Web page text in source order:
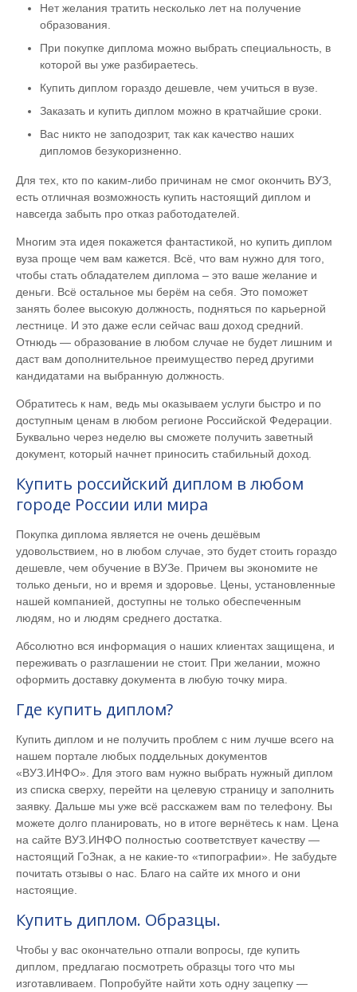
Нет желания тратить несколько лет на получение
образования.
При покупке диплома можно выбрать специальность, в
которой вы уже разбираетесь.
Купить диплом гораздо дешевле, чем учиться в вузе.
Заказать и купить диплом можно в кратчайшие сроки.
Вас никто не заподозрит, так как качество наших
дипломов безукоризненно.
Для тех, кто по каким-либо причинам не смог окончить ВУЗ,
есть отличная возможность купить настоящий диплом и
навсегда забыть про отказ работодателей.
Многим эта идея покажется фантастикой, но купить диплом
вуза проще чем вам кажется. Всё, что вам нужно для того,
чтобы стать обладателем диплома – это ваше желание и
деньги. Всё остальное мы берём на себя. Это поможет
занять более высокую должность, подняться по карьерной
лестнице. И это даже если сейчас ваш доход средний.
Отнюдь — образование в любом случае не будет лишним и
даст вам дополнительное преимущество перед другими
кандидатами на выбранную должность.
Обратитесь к нам, ведь мы оказываем услуги быстро и по
доступным ценам в любом регионе Российской Федерации.
Буквально через неделю вы сможете получить заветный
документ, который начнет приносить стабильный доход.
Купить российский диплом в любом
городе России или мира
Покупка диплома является не очень дешёвым
удовольствием, но в любом случае, это будет стоить гораздо
дешевле, чем обучение в ВУЗе. Причем вы экономите не
только деньги, но и время и здоровье. Цены, установленные
нашей компанией, доступны не только обеспеченным
людям, но и людям среднего достатка.
Абсолютно вся информация о наших клиентах защищена, и
переживать о разглашении не стоит. При желании, можно
оформить доставку документа в любую точку мира.
Где купить диплом?
Купить диплом и не получить проблем с ним лучше всего на
нашем портале любых поддельных документов
«ВУЗ.ИНФО». Для этого вам нужно выбрать нужный диплом
из списка сверху, перейти на целевую страницу и заполнить
заявку. Дальше мы уже всё расскажем вам по телефону. Вы
можете долго планировать, но в итоге вернётесь к нам. Цена
на сайте ВУЗ.ИНФО полностью соответствует качеству —
настоящий ГоЗнак, а не какие-то «типографии». Не забудьте
почитать отзывы о нас. Благо на сайте их много и они
настоящие.
Купить диплом. Образцы.
Чтобы у вас окончательно отпали вопросы, где купить
диплом, предлагаю посмотреть образцы того что мы
изготавливаем. Попробуйте найти хоть одну зацепку —